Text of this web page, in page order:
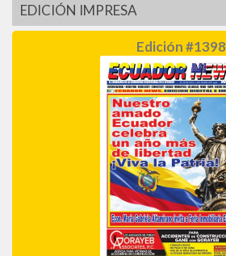
EDICIÓN IMPRESA
Edición #1398